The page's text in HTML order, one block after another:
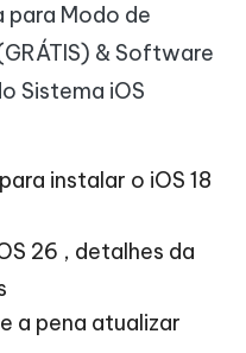
para Modo de
& Software
Sistema iOS
instalar o iOS 18
26 , detalhes da
a pena atualizar